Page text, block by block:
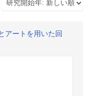
アートを用いた回